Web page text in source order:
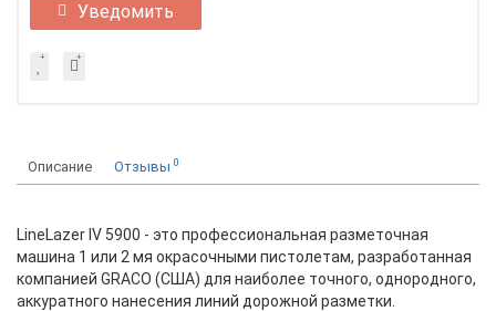
Уведомить
Описание Отзывы 0
LineLazer IV 5900 - это профессиональная разметочная
машина 1 или 2 мя окрасочными пистолетам, разработанная
компанией GRACO (США) для наиболее точного, однородного,
аккуратного нанесения линий дорожной разметки.